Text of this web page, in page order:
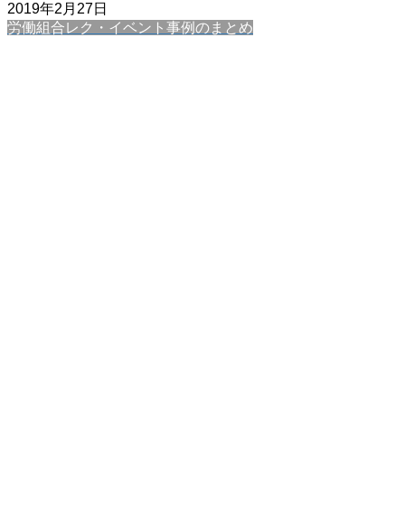
2019年2月27日
労働組合レク・イベント事例のまとめ